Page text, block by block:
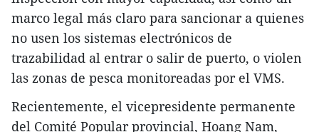
marco legal más claro para sancionar a quienes
no usen los sistemas electrónicos de
trazabilidad al entrar o salir de puerto, o violen
las zonas de pesca monitoreadas por el VMS.
Recientemente, el vicepresidente permanente
del Comité Popular provincial, Hoang Nam,